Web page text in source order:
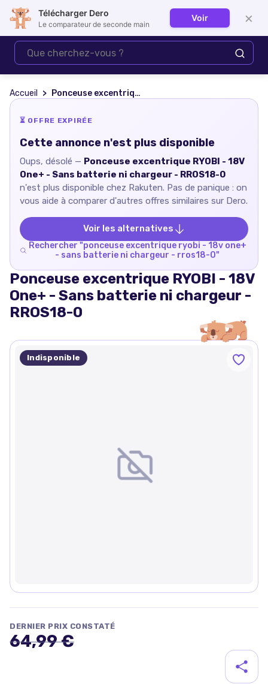
Se connecter
Accueil Ponceuse excentrique RYOBI - 18V One+ - Sans batterie ni chargeur - RROS18-0
⏳ OFFRE EXPIRÉE
Cette annonce n'est plus disponible
Oups, désolé — Ponceuse excentrique RYOBI - 18V
One+ - Sans batterie ni chargeur - RROS18-0
n'est plus disponible chez Rakuten. Pas de panique : on
vous aide à comparer d'autres offres similaires sur Dero.
Voir les alternatives
Rechercher "ponceuse excentrique ryobi - 18v one+
- sans batterie ni chargeur - rros18-0"
Ponceuse excentrique RYOBI - 18V
One+ - Sans batterie ni chargeur -
RROS18-0
Indisponible
DERNIER PRIX CONSTATÉ
64,99 €
Télécharger Dero
Le comparateur de seconde main
Voir ×